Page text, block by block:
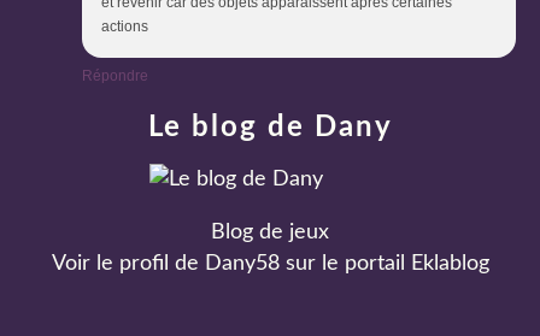
actions
Répondre
Le blog de Dany
Blog de jeux
Voir le profil de Dany58sur le portail Eklablog